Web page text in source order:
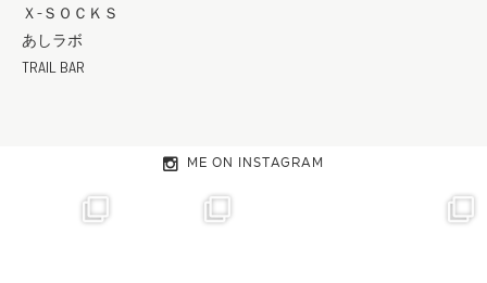
Ｘ-ＳＯＣＫＳ
あしラボ
TRAIL BAR
ME ON INSTAGRAM